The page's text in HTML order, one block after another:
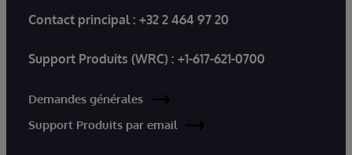
Contact principal : +32 2 464 97 20
Support Produits (WRC) : +1-617-621-0700
Demandes générales
Support Produits par email